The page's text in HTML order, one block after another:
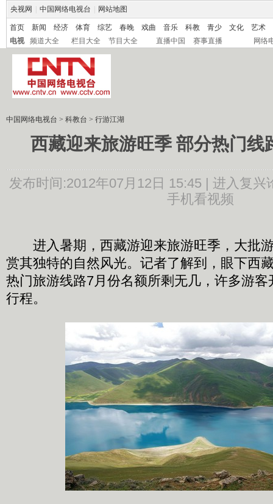
央视网 中国网络电视台 网站地图
首页 新闻 经济 体育 综艺 春晚 戏曲 音乐 科教 青少 文化
艺术
电视
频道大全 栏目大全 节目大全 直播中国 赛事直播 网络
中国网络电视台 > 科教台 > 行游江湖
西藏迎来旅游旺季 部分热门线
发布时间:2012年07月12日 15:45 | 进入复兴
手机看视频
进入暑期，西藏游迎来旅游旺季，大批
赏其独特的自然风光。记者了解到，眼下西
热门旅游线路7月份名额所剩无几，许多游
行程。